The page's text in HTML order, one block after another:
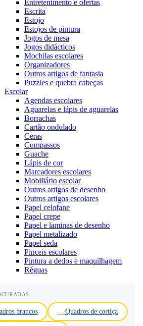
Entretenimento e ofertas
Escrita
Estojo
Estojos de pintura
Jogos de mesa
Jogos didácticos
Mochilas escolares
Organizadores
Outros artigos de fantasia
Puzzles e quebra cabeças
Escolar
Agendas escolares
Aguarelas e lápis de aguarelas
Borrachas
Cartão ondulado
Ceras
Compassos
Guache
Lápis de cor
Marcadores escolares
Mobiliário escolar
Outros artigos de desenho
Outros artigos escolares
Papel celofane
Papel crepe
Papel e laminas de desenho
Papel metalizado
Papel seda
Pinceis escolares
Pintura a dedos e maquilhagem
Réguas
brancos Quadros de cortiça